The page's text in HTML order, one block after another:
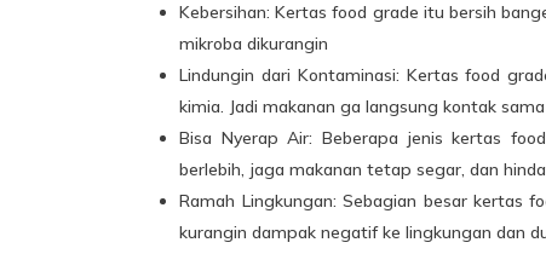
Kebersihan: Kertas food grade itu bersih
mikroba dikurangin
Lindungin dari Kontaminasi: Kertas food
kimia. Jadi makanan ga langsung kontak
Bisa Nyerap Air: Beberapa jenis kertas
berlebih, jaga makanan tetap segar, dan
Ramah Lingkungan: Sebagian besar kertas
kurangin dampak negatif ke lingkungan dan